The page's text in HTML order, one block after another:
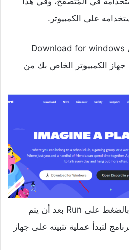
على الكمبيوتر.
الآن قم بالضغط على Download for windows
جهاز الكمبيوتر الخاص بك من
في هذه الخطوة قم بالضغط على Run بعد أن يتم
لتبدأ عملية تثبيته على جهاز